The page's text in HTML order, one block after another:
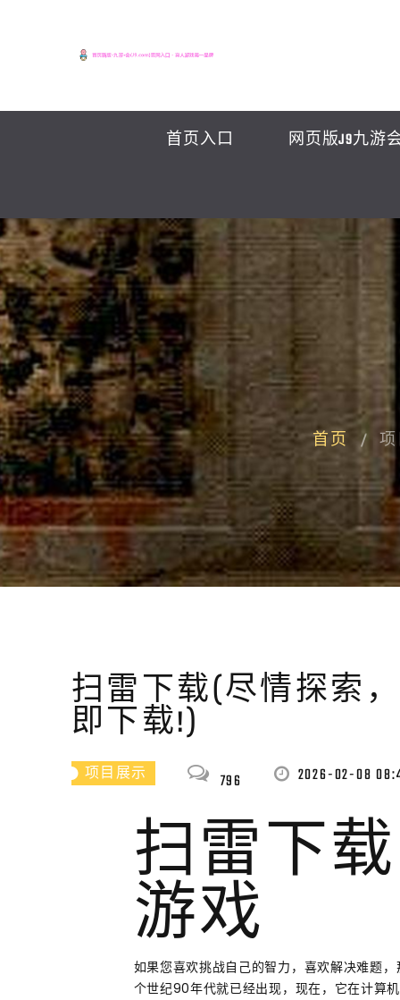
首页入口 网页版J9九游
首页
扫雷下载(尽情探索
即下载!)
项目展示 796 2026-02-08
扫雷下
游戏
如果您喜欢挑战自己的智力，喜欢解决难题
个世纪90年代就已经出现，现在，它在计算